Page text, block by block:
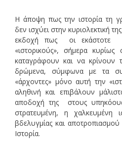
Η άποψη πως την ιστορία τη
δεν ισχύει στην κυριολεκτική
εκδοχή πως οι εκάστοτε
«ιστορικούς», σήμερα
καταγράφουν και να κρίνουν
δρώμενα, σύμφωνα με τα
«άρχοντες» μόνο αυτή την
αληθινή και επιβάλουν
αποδοχή της στους
στρατευμένη, η χαλκευμένη
βδελυγμίας και αποτροπιασμού
Ιστορία.